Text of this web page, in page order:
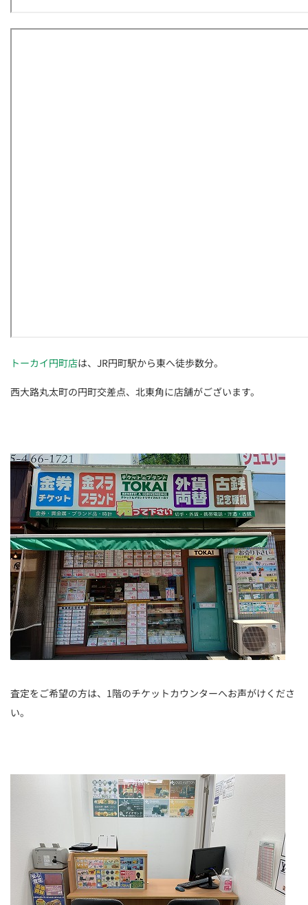
トーカイ円町店は、JR円町駅から東へ徒歩数分。
西大路丸太町の円町交差点、北東角に店舗がございます。
査定をご希望の方は、1階のチケットカウンターへお声がけくださ
い。